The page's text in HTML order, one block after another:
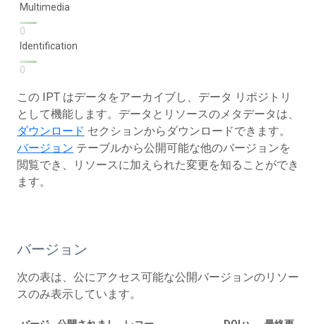
Multimedia
0
Identification
0
この IPT はデータをアーカイブし、データ リポジトリ
として機能します。データとリソースのメタデータは、
ダウンロード セクションからダウンロードできます。
バージョン テーブルから公開可能な他のバージョンを
閲覧でき、リソースに加えられた変更を知ることができ
ます。
バージョン
次の表は、公にアクセス可能な公開バージョンのリソー
スのみ表示しています。